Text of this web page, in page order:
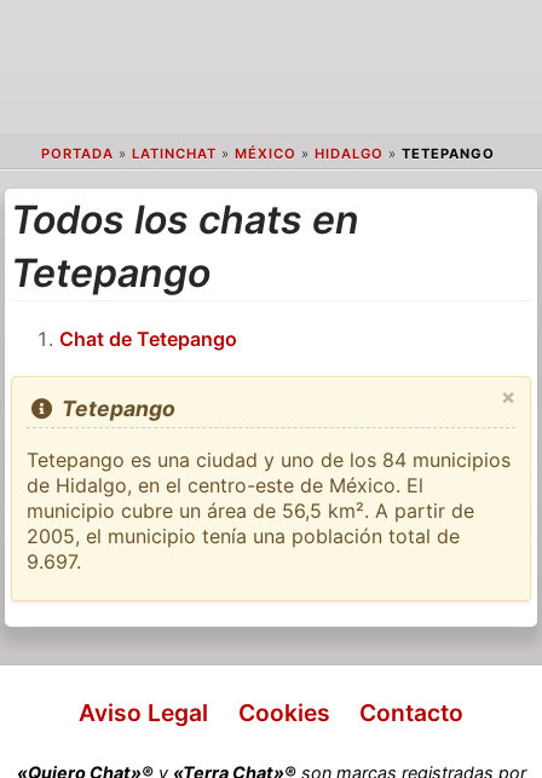
PORTADA » LATINCHAT » MÉXICO » HIDALGO » TETEPANGO
Todos los chats en
Tetepango
Chat de Tetepango
×
Tetepango
Tetepango es una ciudad y uno de los 84 municipios
de Hidalgo, en el centro-este de México. El
municipio cubre un área de 56,5 km². A partir de
2005, el municipio tenía una población total de
9.697.
Aviso Legal Cookies Contacto
«Quiero Chat»®y «Terra Chat»®son marcas registradas por